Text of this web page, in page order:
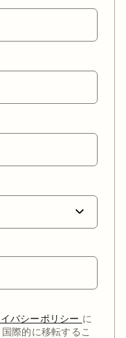
バシーポリシー に
際的に移転するこ